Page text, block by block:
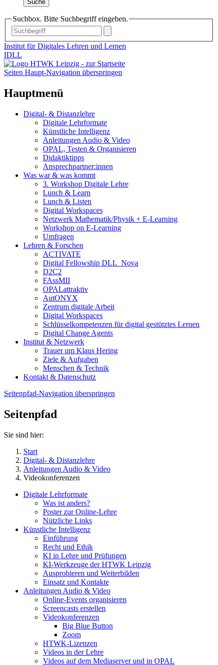
Suche
Suchbox. Bitte Suchbegriff eingeben.
Institut für Digitales Lehren und Lernen
IDLL
Seiten Haupt-Navigation überspringen
Hauptmenü
Digital- & Distanzlehre
Digitale Lehrformate
Künstliche Intelligenz
Anleitungen Audio & Video
OPAL, Testen & Organisieren
Didaktiktipps
Ansprechpartner:innen
Was war & was kommt
3. Workshop Digitale Lehre
Lunch & Learn
Lunch & Listen
Digital Workspaces
Netzwerk Mathematik/Physik + E-Learning
Workshop on E-Learning
Umfragen
Lehren & Forschen
ACTIVATE
Digital Fellowship DLL_Nova
D2C2
FAssMII
OPALattraktiv
AutONYX
Zentrum digitale Arbeit
Digital Workspaces
Schlüsselkompetenzen für digital gestütztes Lernen
Digital Change Agents
Institut & Netzwerk
Trauer um Klaus Hering
Ziele & Aufgaben
Menschen & Technik
Kontakt & Datenschutz
Seitenpfad-Navigation überspringen
Seitenpfad
Sie sind hier:
Start
Digital- & Distanzlehre
Anleitungen Audio & Video
Videokonferenzen
Digitale Lehrformate
Was ist anders?
Poster zur Online-Lehre
Nützliche Links
Künstliche Intelligenz
Einführung
Recht und Ethik
KI in Lehre und Prüfungen
KI-Werkzeuge der HTWK Leipzig
Ausprobieren und Weiterbilden
Einsatz und Kontakte
Anleitungen Audio & Video
Online-Events organisieren
Screencasts erstellen
Videokonferenzen
Big Blue Button
Zoom
HTWK-Lizenzen
Videos in der Lehre
Videos auf dem Mediaserver und in OPAL